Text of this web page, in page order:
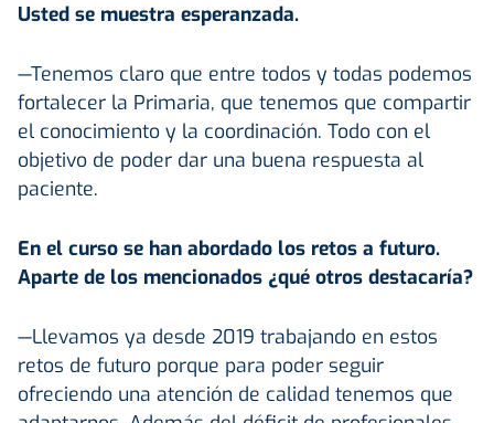
Usted se muestra esperanzada.
—Tenemos claro que entre todos y todas podemos
fortalecer la Primaria, que tenemos que compartir
el conocimiento y la coordinación. Todo con el
objetivo de poder dar una buena respuesta al
paciente.
En el curso se han abordado los retos a futuro.
Aparte de los mencionados ¿qué otros destacaría?
—Llevamos ya desde 2019 trabajando en estos
retos de futuro porque para poder seguir
ofreciendo una atención de calidad tenemos que